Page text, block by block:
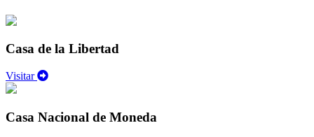
Casa de la Libertad
Visitar
Casa Nacional de Moneda